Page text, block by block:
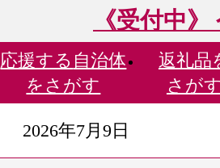
《受付中
応援する 自治体
をさがす
返礼品
さがす
2026年7月9日